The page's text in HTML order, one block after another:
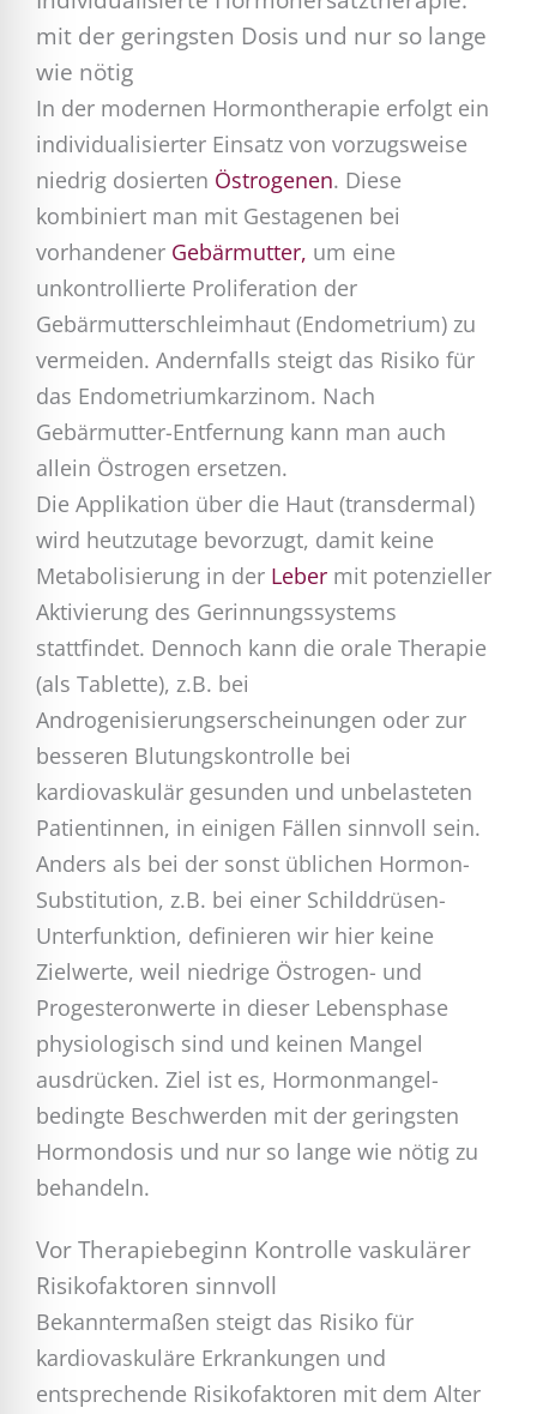
mit der geringsten Dosis und nur so lange
wie nötig
In der modernen Hormontherapie erfolgt ein
individualisierter Einsatz von vorzugsweise
niedrig dosierten Östrogenen. Diese
kombiniert man mit Gestagenen bei
vorhandener Gebärmutter, um eine
unkontrollierte Proliferation der
Gebärmutterschleimhaut (Endometrium) zu
vermeiden. Andernfalls steigt das Risiko für
das Endometriumkarzinom. Nach
Gebärmutter-Entfernung kann man auch
allein Östrogen ersetzen.
Die Applikation über die Haut (transdermal)
wird heutzutage bevorzugt, damit keine
Metabolisierung in der Leber mit potenzieller
Aktivierung des Gerinnungssystems
stattfindet. Dennoch kann die orale Therapie
(als Tablette), z.B. bei
Androgenisierungserscheinungen oder zur
besseren Blutungskontrolle bei
kardiovaskulär gesunden und unbelasteten
Patientinnen, in einigen Fällen sinnvoll sein.
Anders als bei der sonst üblichen Hormon-
Substitution, z.B. bei einer Schilddrüsen-
Unterfunktion, definieren wir hier keine
Zielwerte, weil niedrige Östrogen- und
Progesteronwerte in dieser Lebensphase
physiologisch sind und keinen Mangel
ausdrücken. Ziel ist es, Hormonmangel-
bedingte Beschwerden mit der geringsten
Hormondosis und nur so lange wie nötig zu
behandeln.
Vor Therapiebeginn Kontrolle vaskulärer
Risikofaktoren sinnvoll
Bekanntermaßen steigt das Risiko für
kardiovaskuläre Erkrankungen und
entsprechende Risikofaktoren mit dem Alter